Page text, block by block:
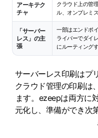
アーキテク
チャ
クラウド上の管
ル、オンプレミ
「サーバー
レス」の主
張
一部はエンドポ
ライバーでダイ
にルーティング
サーバーレス印刷はプ
クラウド管理の印刷は
ます。ezeepは両方に
元化し、準備ができ次